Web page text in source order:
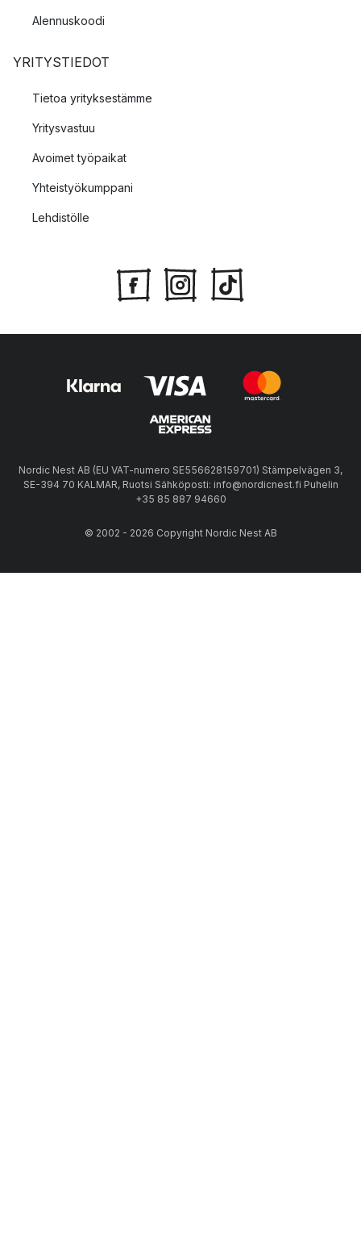
Alennuskoodi
YRITYSTIEDOT
Tietoa yrityksestämme
Yritysvastuu
Avoimet työpaikat
Yhteistyökumppani
Lehdistölle
Nordic Nest AB (EU VAT-numero SE556628159701) Stämpelvägen 3,
SE-394 70 KALMAR, Ruotsi Sähköposti: info@nordicnest.fi Puhelin
+35 85 887 94660
© 2002 - 2026 Copyright Nordic Nest AB